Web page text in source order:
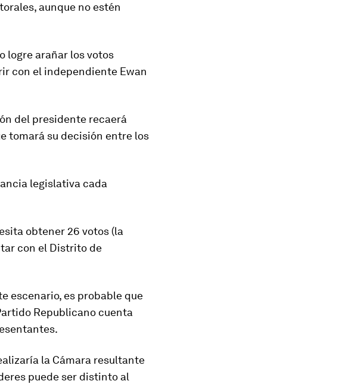
aunque no estén
logre arañar los votos
con el independiente Ewan
del presidente recaerá
tomará su decisión entre los
legislativa cada
obtener 26 votos (la
con el Distrito de
escenario, es probable que
Republicano cuenta
la Cámara resultante
puede ser distinto al